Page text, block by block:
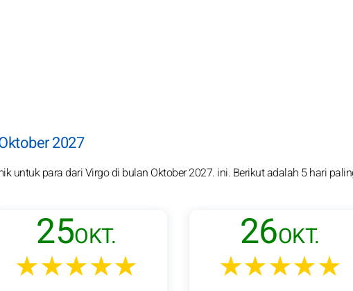
2027
untuk para dari Virgo di bulan Oktober 2027. ini. Berikut adalah 5 hari
25OKT.
★★★★★
26OKT.
★★★★★